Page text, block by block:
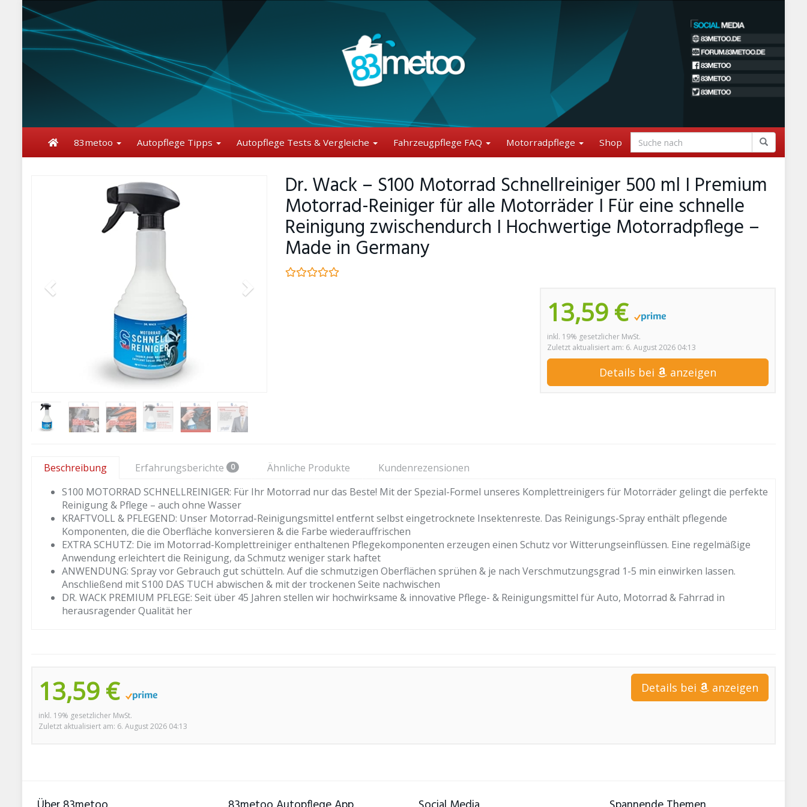
content
83metoo Autopflege Tipps Autopflege Tests & Vergleiche Fahrzeugpflege FAQ Motorradpflege Shop
Dr. Wack – S100 Motorrad Schnellreiniger 500 ml I Premium
Motorrad-Reiniger für alle Motorräder I Für eine schnelle
Reinigung zwischendurch I Hochwertige Motorradpflege –
Made in Germany
13,59 €
inkl. 19% gesetzlicher MwSt.
Zuletzt aktualisiert am: 6. August 2026 04:13
Details bei anzeigen
Beschreibung Erfahrungsberichte 0 Ähnliche Produkte
Kundenrezensionen
S100 MOTORRAD SCHNELLREINIGER: Für Ihr Motorrad nur das Beste! Mit der Spezial-Formel unseres Komplettreinigers für Motorräder gelingt die perfekte
Reinigung & Pflege – auch ohne Wasser
KRAFTVOLL & PFLEGEND: Unser Motorrad-Reinigungsmittel entfernt selbst eingetrocknete Insektenreste. Das Reinigungs-Spray enthält pflegende
Komponenten, die die Oberfläche konversieren & die Farbe wiederauffrischen
EXTRA SCHUTZ: Die im Motorrad-Komplettreiniger enthaltenen Pflegekomponenten erzeugen einen Schutz vor Witterungseinflüssen. Eine regelmäßige
Anwendung erleichtert die Reinigung, da Schmutz weniger stark haftet
ANWENDUNG: Spray vor Gebrauch gut schütteln. Auf die schmutzigen Oberflächen sprühen & je nach Verschmutzungsgrad 1-5 min einwirken lassen.
Anschließend mit S100 DAS TUCH abwischen & mit der trockenen Seite nachwischen
DR. WACK PREMIUM PFLEGE: Seit über 45 Jahren stellen wir hochwirksame & innovative Pflege- & Reinigungsmittel für Auto, Motorrad & Fahrrad in
herausragender Qualität her
13,59 €
inkl. 19% gesetzlicher MwSt.
Zuletzt aktualisiert am: 6. August 2026 04:13
Details bei anzeigen